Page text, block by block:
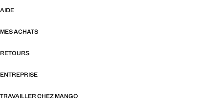
AIDE
MES ACHATS
RETOURS
ENTREPRISE
TRAVAILLER CHEZ MANGO